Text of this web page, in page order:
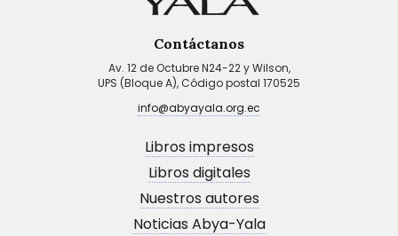
Contáctanos
Av. 12 de Octubre N24-22 y Wilson,
UPS (Bloque A), Código postal 170525
info@abyayala.org.ec
Libros impresos
Libros digitales
Nuestros autores
Noticias Abya-Yala